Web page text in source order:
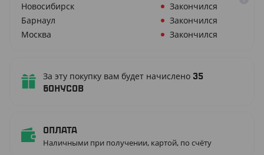
Новосибирск
Закончился
Барнаул
Закончился
Москва
Закончился
За эту покупку вам будет начислено 35
бонусов
Оплата
Наличными при получении, картой, по счёту